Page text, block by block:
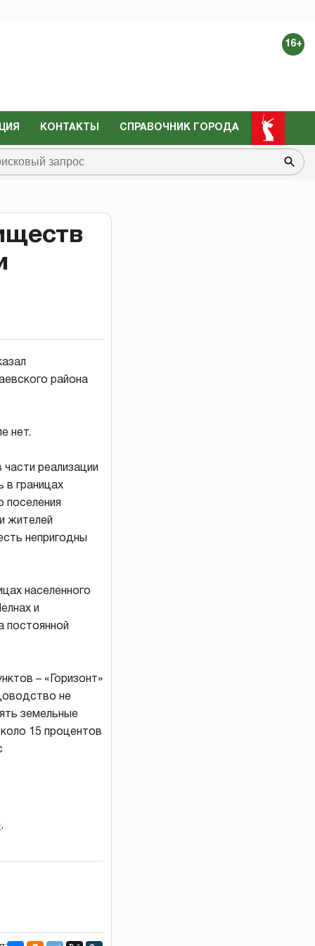
16+
КОНТАКТЫ СПРАВОЧНИК ГОРОДА
района
нет.
реализации
в границах
поселения
жителей
непригодны
населенного
и
постоянной
– «Горизонт»
не
земельные
15 процентов
.